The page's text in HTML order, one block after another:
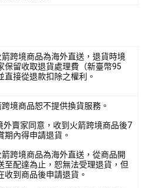
跨境商品為海外直送，退貨時境
保留收取退貨處理費（新臺幣95
直接從退款扣除之權利。
境商品恕不提供換貨服務。
外賣家同意，收到火箭跨境商品後7
期內得申請退貨。
跨境商品為海外直送，從商品開
至配達為止，恕無法受理退貨，但
收到商品後申請退貨。